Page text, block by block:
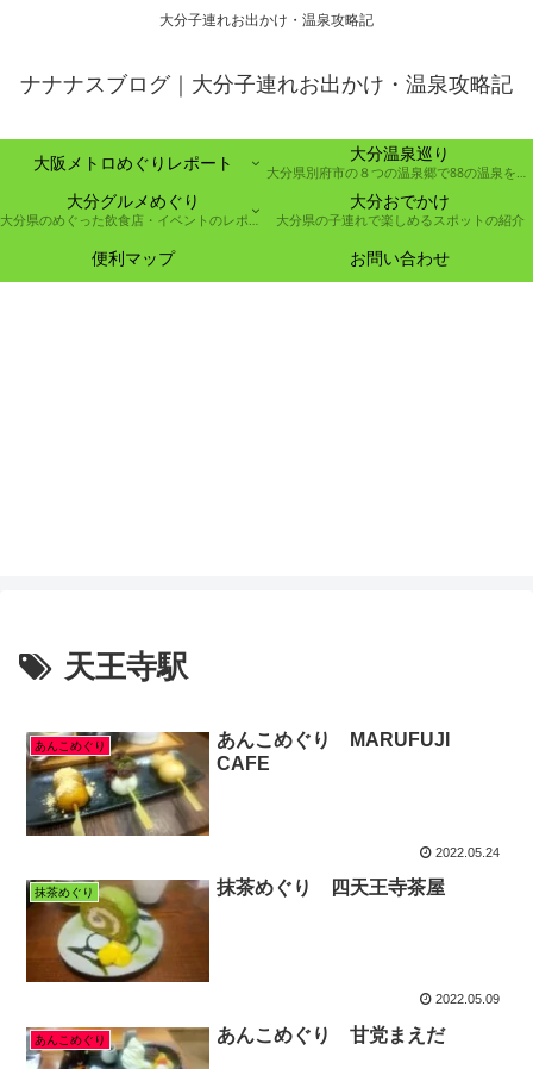
大分子連れお出かけ・温泉攻略記
ナナナスブログ｜大分子連れお出かけ・温泉攻略記
大阪メトロめぐりレポート 大分温泉巡り
大分県別府市の８つの温泉郷で88の温泉を巡る取り組み
大分グルメめぐり
大分県のめぐった飲食店・イベントのレポート
大分おでかけ
大分県の子連れで楽しめるスポットの紹介
便利マップ お問い合わせ
天王寺駅
あんこめぐり
あんこめぐり MARUFUJI
CAFE
2022.05.24
抹茶めぐり 抹茶めぐり 四天王寺茶屋
2022.05.09
あんこめぐり あんこめぐり 甘党まえだ